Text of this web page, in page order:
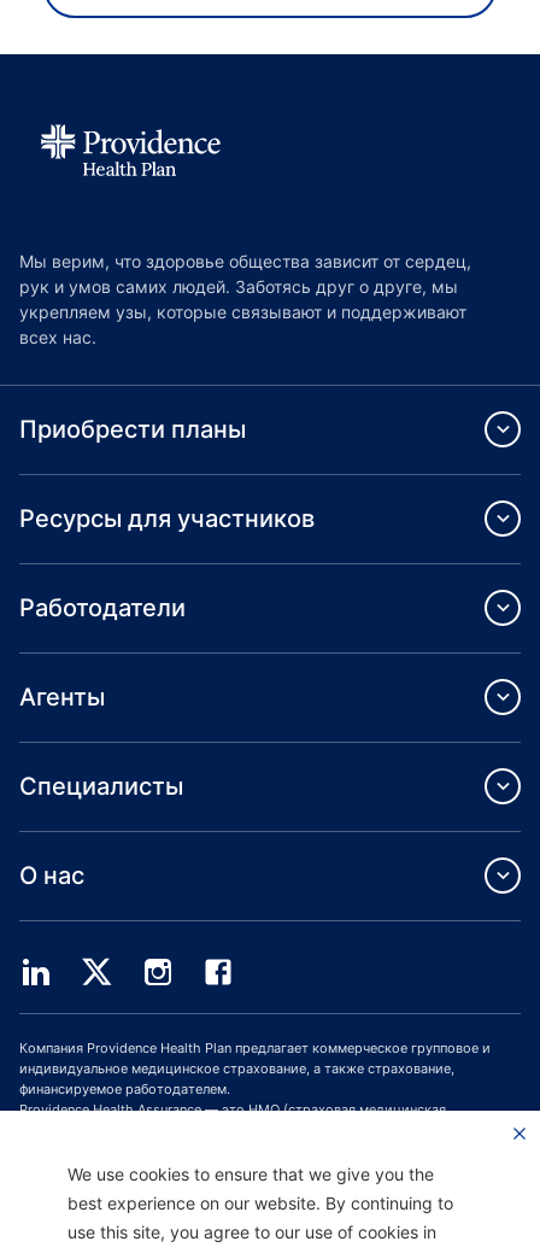
Мы верим, что здоровье общества зависит от сердец,
рук и умов самих людей. Заботясь друг о друге, мы
укрепляем узы, которые связывают и поддерживают
всех нас.
Приобрести планы
Ресурсы для участников
Работодатели
Агенты
Специалисты
О нас
Компания Providence Health Plan предлагает коммерческое групповое и
индивидуальное медицинское страхование, а также страхование,
финансируемое работодателем.
Providence Health Assurance — это HMO (страховая медицинская
Medicare и Oregon Health Plan. Зачисление в программу медицинского
We use cookies to ensure that we give you the
best experience on our website. By continuing to
use this site, you agree to our use of cookies in